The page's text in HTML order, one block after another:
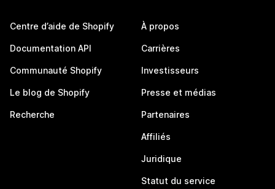
Centre d’aide de Shopify
Documentation API
Communauté Shopify
Le blog de Shopify
Recherche
À propos
Carrières
Investisseurs
Presse et médias
Partenaires
Affiliés
Juridique
Statut du service